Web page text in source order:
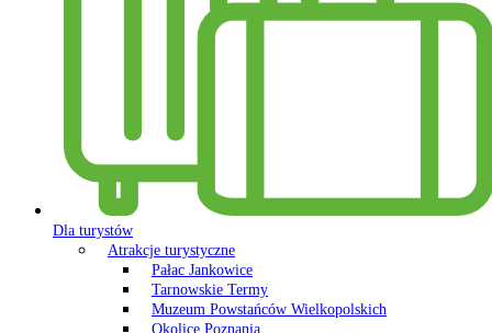
Dla turystów
Atrakcje turystyczne
Pałac Jankowice
Tarnowskie Termy
Muzeum Powstańców Wielkopolskich
Okolice Poznania